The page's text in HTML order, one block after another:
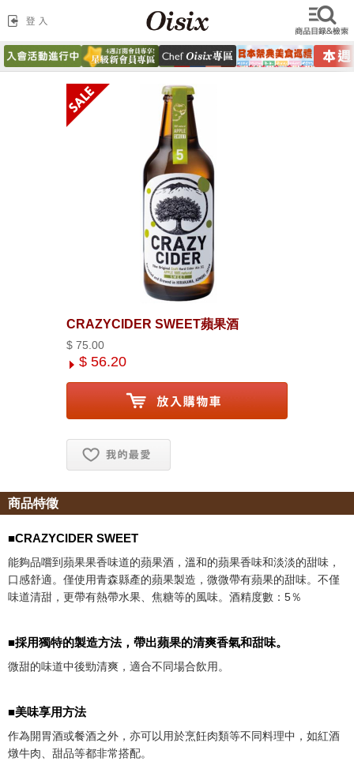
CRAZYCIDER SWEET蘋果酒
$ 75.00
$ 56.20
商品特徵
■CRAZYCIDER SWEET
能夠品嚐到蘋果果香味道的蘋果酒，溫和的蘋果香味和淡淡的甜味，
口感舒適。僅使用青森縣產的蘋果製造，微微帶有蘋果的甜味。不僅
味道清甜，更帶有熱帶水果、焦糖等的風味。酒精度數：5％
■採用獨特的製造方法，帶出蘋果的清爽香氣和甜味。
微甜的味道中後勁清爽，適合不同場合飲用。
■美味享用方法
作為開胃酒或餐酒之外，亦可以用於烹飪肉類等不同料理中，如紅酒
燉牛肉、甜品等都非常搭配。